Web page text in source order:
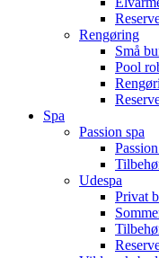
Rengøring
Små
Pool
Spa
Passion spa
Udespa
Privat